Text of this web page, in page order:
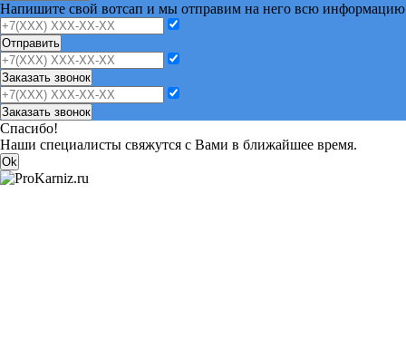
Напишите свой вотсап и мы отправим на него всю информацию
Отправить
Заказать звонок
Заказать звонок
Спасибо!
Наши специалисты свяжутся с Вами в ближайшее время.
Ok